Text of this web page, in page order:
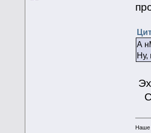
А
Ну,
Наше